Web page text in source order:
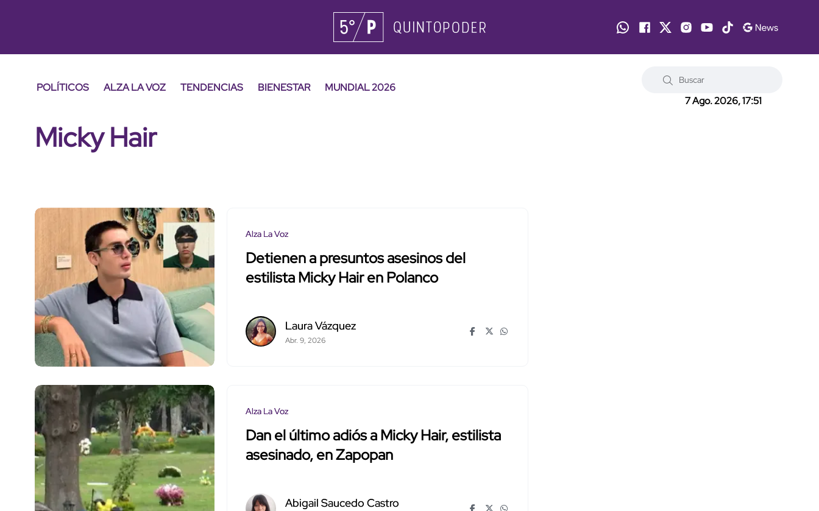
POLÍTICOS ALZA LA VOZ TENDENCIAS BIENESTAR
MUNDIAL 2026
7 Ago. 2026, 17:51
Micky Hair
Alza La Voz
Detienen a presuntos asesinos del
estilista Micky Hair en Polanco
Laura Vázquez
Abr. 9, 2026
Alza La Voz
Dan el último adiós a Micky Hair, estilista
asesinado, en Zapopan
Abigail Saucedo Castro